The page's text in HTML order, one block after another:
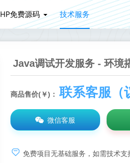
免费源码 技术服务
Java调试开发服务 - 环境
商品售价(￥)： 联系客服（
微信客服
免费项目无基础服务，如需技术支